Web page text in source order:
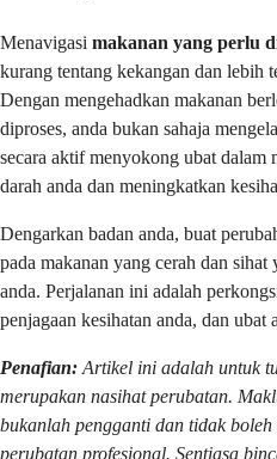
Menavigasi makanan yang perlu
kurang tentang kekangan dan lebih
Dengan mengehadkan makanan
diproses, anda bukan sahaja
secara aktif menyokong ubat dalam
darah anda dan meningkatkan
Dengarkan badan anda, buat
pada makanan yang cerah dan sihat
anda. Perjalanan ini adalah
penjagaan kesihatan anda, dan ubat
Penafian: Artikel ini adalah untuk
merupakan nasihat perubatan.
bukanlah pengganti dan tidak
perubatan profesional. Sentiasa